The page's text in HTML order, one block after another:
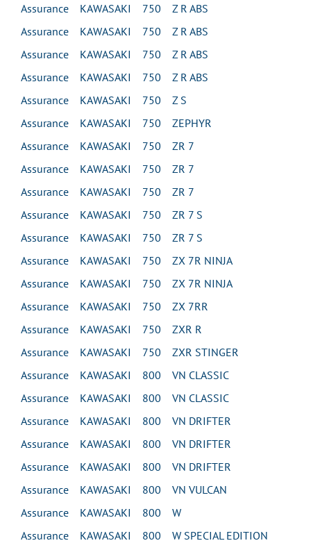
Assurance KAWASAKI 750 Z R ABS
Assurance KAWASAKI 750 Z R ABS
Assurance KAWASAKI 750 Z R ABS
Assurance KAWASAKI 750 Z R ABS
Assurance KAWASAKI 750 Z S
Assurance KAWASAKI 750 ZEPHYR
Assurance KAWASAKI 750 ZR 7
Assurance KAWASAKI 750 ZR 7
Assurance KAWASAKI 750 ZR 7
Assurance KAWASAKI 750 ZR 7 S
Assurance KAWASAKI 750 ZR 7 S
Assurance KAWASAKI 750 ZX 7R NINJA
Assurance KAWASAKI 750 ZX 7R NINJA
Assurance KAWASAKI 750 ZX 7RR
Assurance KAWASAKI 750 ZXR R
Assurance KAWASAKI 750 ZXR STINGER
Assurance KAWASAKI 800 VN CLASSIC
Assurance KAWASAKI 800 VN CLASSIC
Assurance KAWASAKI 800 VN DRIFTER
Assurance KAWASAKI 800 VN DRIFTER
Assurance KAWASAKI 800 VN DRIFTER
Assurance KAWASAKI 800 VN VULCAN
Assurance KAWASAKI 800 W
Assurance KAWASAKI 800 W SPECIAL EDITION